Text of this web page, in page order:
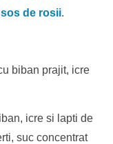
de rosii.
biban prajit, icre
icre si lapti de
suc concentrat